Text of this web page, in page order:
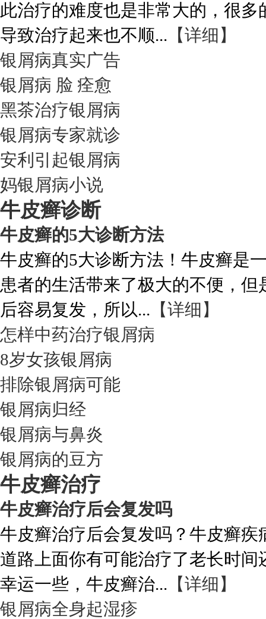
此治疗的难度也是非常大的，很
导致治疗起来也不顺... 【详细】
银屑病真实广告
银屑病 脸 痊愈
黑茶治疗银屑病
银屑病专家就诊
安利引起银屑病
妈银屑病小说
牛皮癣诊断
牛皮癣的5大诊断方法
牛皮癣的5大诊断方法！牛皮癣是
患者的生活带来了极大的不便，
后容易复发，所以... 【详细】
怎样中药治疗银屑病
8岁女孩银屑病
排除银屑病可能
银屑病归经
银屑病与鼻炎
银屑病的豆方
牛皮癣治疗
牛皮癣治疗后会复发吗
牛皮癣治疗后会复发吗？牛皮癣
道路上面你有可能治疗了老长时
幸运一些，牛皮癣治... 【详细】
银屑病全身起湿疹